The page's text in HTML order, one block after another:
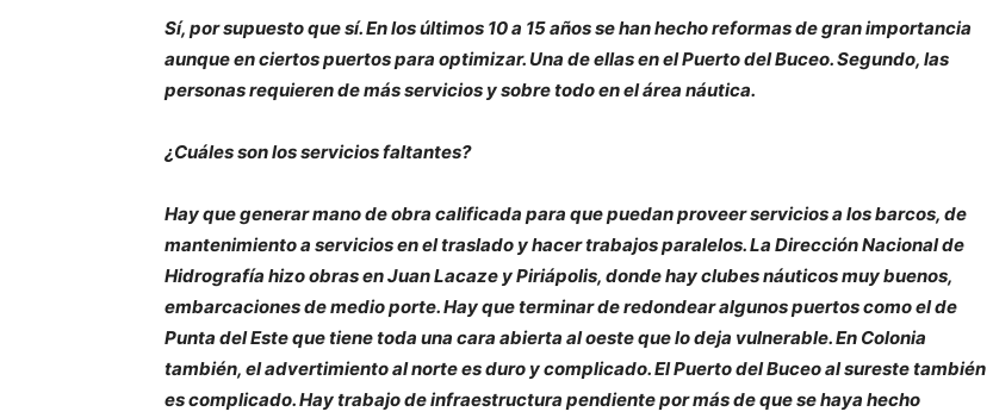
Sí, por supuesto que sí. En los últimos 10 a 15 años se han hecho reformas de gran importancia
aunque en ciertos puertos para optimizar. Una de ellas en el Puerto del Buceo. Segundo, las
personas requieren de más servicios y sobre todo en el área náutica.
¿Cuáles son los servicios faltantes?
Hay que generar mano de obra calificada para que puedan proveer servicios a los barcos, de
mantenimiento a servicios en el traslado y hacer trabajos paralelos. La Dirección Nacional de
Hidrografía hizo obras en Juan Lacaze y Piriápolis, donde hay clubes náuticos muy buenos,
embarcaciones de medio porte. Hay que terminar de redondear algunos puertos como el de
Punta del Este que tiene toda una cara abierta al oeste que lo deja vulnerable. En Colonia
también, el advertimiento al norte es duro y complicado. El Puerto del Buceo al sureste también
es complicado. Hay trabajo de infraestructura pendiente por más de que se haya hecho